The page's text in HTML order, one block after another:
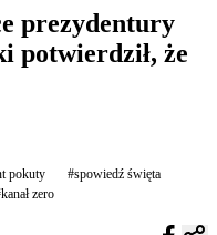
prezydentury
potwierdził, że
pokuty
#spowiedź święta
zero